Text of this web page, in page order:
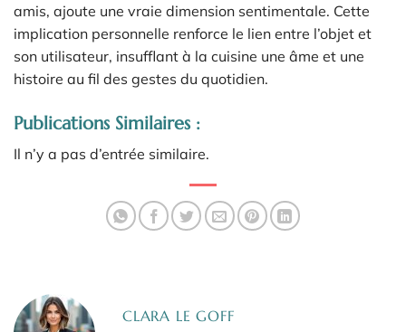
amis, ajoute une vraie dimension sentimentale. Cette
implication personnelle renforce le lien entre l’objet et
son utilisateur, insufflant à la cuisine une âme et une
histoire au fil des gestes du quotidien.
Publications Similaires :
Il n’y a pas d’entrée similaire.
CLARA LE GOFF